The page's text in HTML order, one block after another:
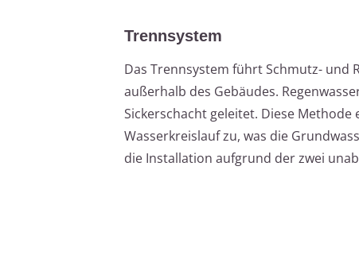
Trennsystem
Das Trennsystem führt Schmutz- und
außerhalb des Gebäudes.
Sickerschacht geleitet. Diese
Wasserkreislauf zu, was die
die Installation aufgrund der zwei